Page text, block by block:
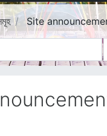
Site